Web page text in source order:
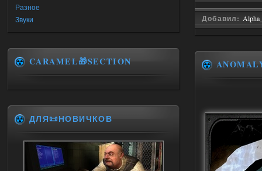
Добавил:
Разное
Звуки
CARAMEL🎁SECTION
ДЛЯ📜НОВИЧКОВ